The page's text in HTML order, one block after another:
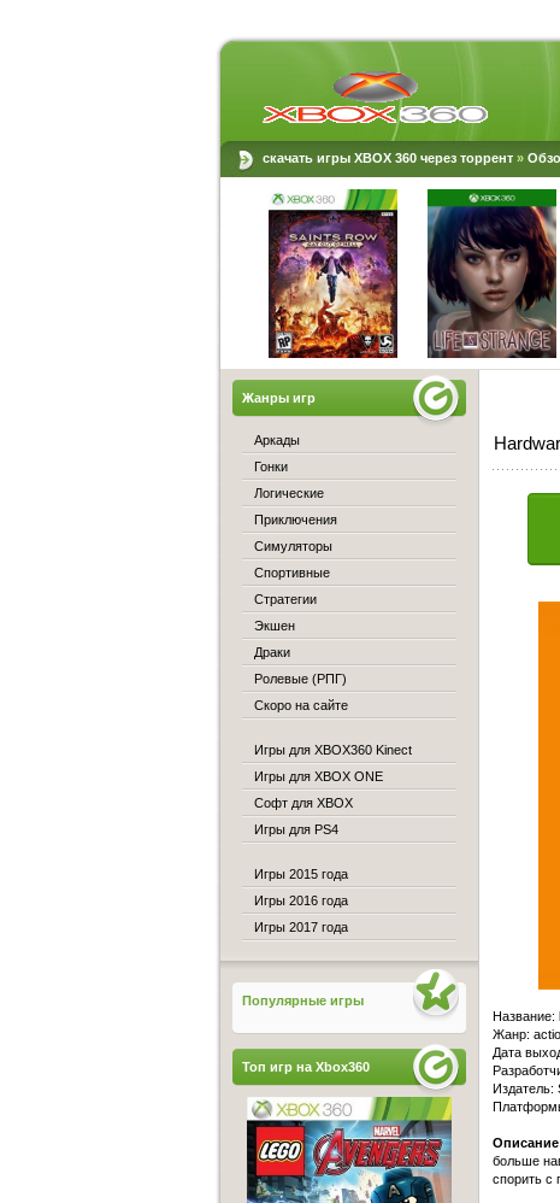
скачать игры XBOX 360 через торрент»
Название:
Жанр:
Дата
Издатель:
больше
спорить с
Жанры игр
Аркады
Гонки
Логические
Приключения
Симуляторы
Спортивные
Стратегии
Экшен
Драки
Ролевые (РПГ)
Скоро на сайте
Игры для XBOX360 Kinect
Игры для XBOX ONE
Софт для XBOX
Игры для PS4
Игры 2015 года
Игры 2016 года
Игры 2017 года
Популярные игры
Топ игр на Xbox360